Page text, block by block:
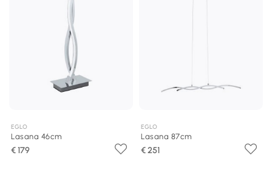
EGLO
Lasana 46cm
€ 179
EGLO
Lasana 87cm
€ 251